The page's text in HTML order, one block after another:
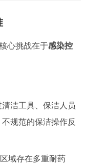
心挑战在于感染控
洁工具、保洁人员
规范的保洁操作反
域存在多重耐药